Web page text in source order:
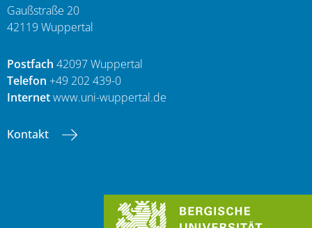
Gaußstraße 20
42119 Wuppertal
Postfach 42097 Wuppertal
Telefon +49 202 439-0
Internetwww.uni-wuppertal.de
Kontakt